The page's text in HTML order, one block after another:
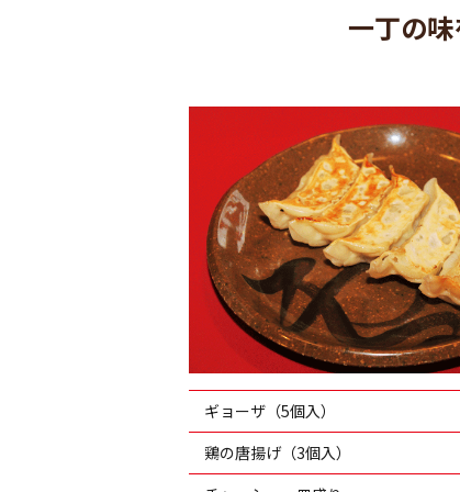
一丁の
ギョーザ（5個入）
鶏の唐揚げ（3個入）